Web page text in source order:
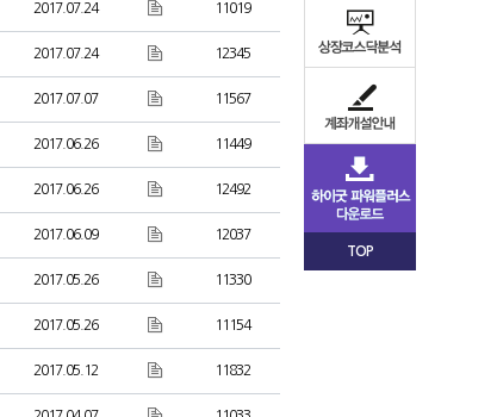
2017.07.24 11019
2017.07.24 12345
2017.07.07 11567
2017.06.26 11449
2017.06.26 12492
2017.06.09 12037
2017.05.26 11330
2017.05.26 11154
2017.05.12 11832
TOP